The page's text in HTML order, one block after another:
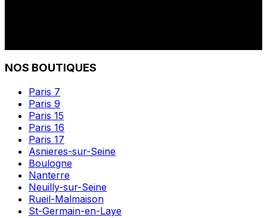
NOS BOUTIQUES
Paris 7
Paris 9
Paris 15
Paris 16
Paris 17
Asnieres-sur-Seine
Boulogne
Nanterre
Neuilly-sur-Seine
Rueil-Malmaison
St-Germain-en-Laye